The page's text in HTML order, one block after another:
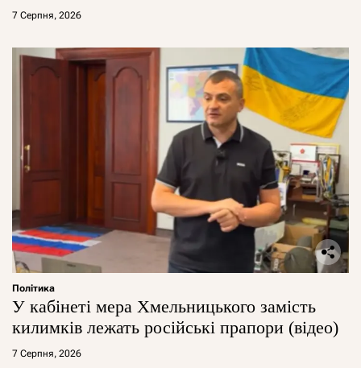
7 Серпня, 2026
Політика
У кабінеті мера Хмельницького замість
килимків лежать російські прапори (відео)
7 Серпня, 2026